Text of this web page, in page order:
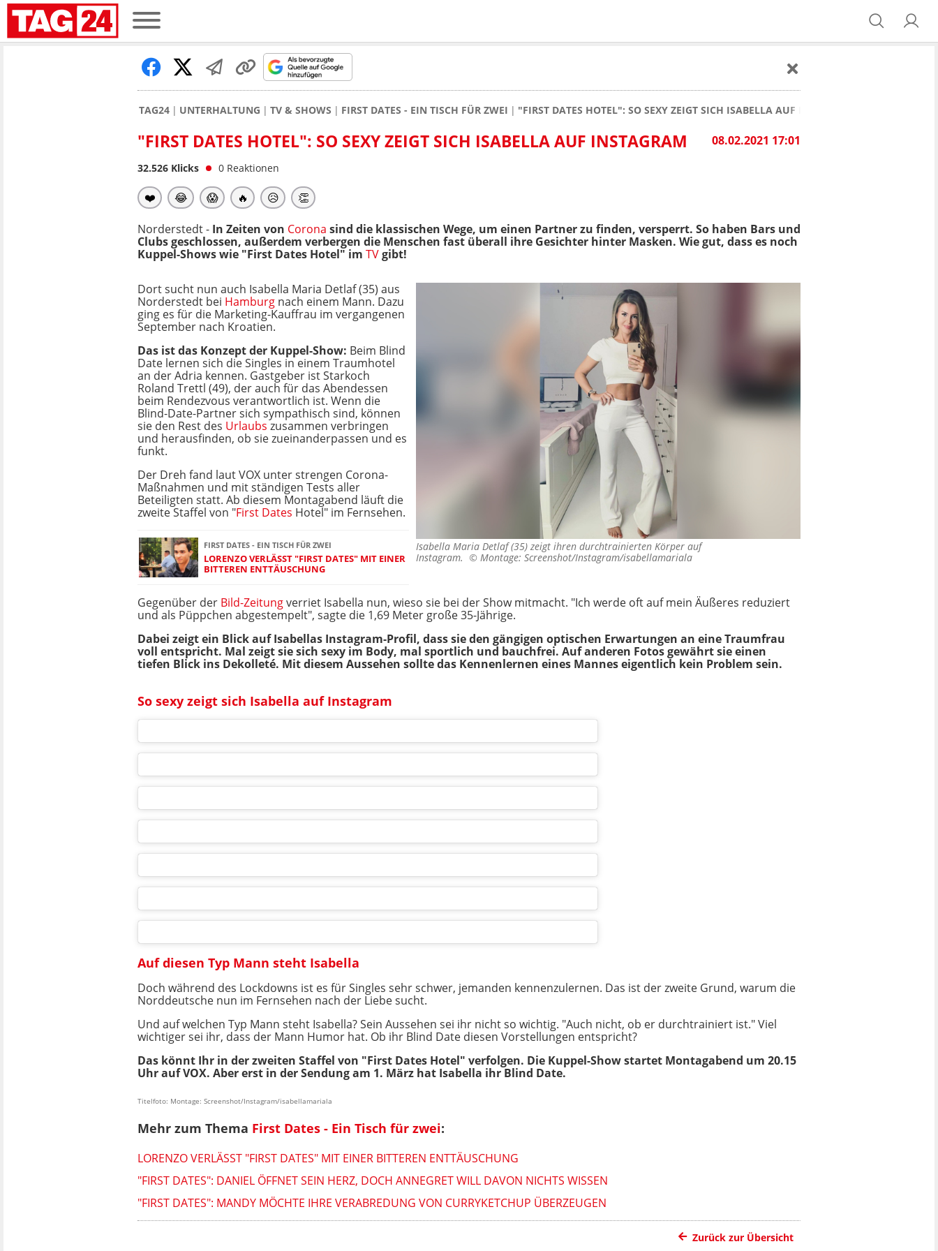
TAG24 UNTERHALTUNG TV & SHOWS FIRST DATES - EIN TISCH FÜR ZWEI "FIRST DATES HOTEL": SO SEXY ZEIGT SICH ISABELLA AUF INSTAGRAM
08.02.2021 17:01
"FIRST DATES HOTEL": SO SEXY ZEIGT SICH ISABELLA AUF INSTAGRAM
32.526 Klicks 0 Reaktionen
❤️ 😂 😱 🔥 😥 👏
Norderstedt - In Zeiten von Corona sind die klassischen Wege, um einen Partner zu finden, versperrt. So haben Bars und
Clubs geschlossen, außerdem verbergen die Menschen fast überall ihre Gesichter hinter Masken. Wie gut, dass es noch
Kuppel-Shows wie "First Dates Hotel" im TVgibt!
Isabella Maria Detlaf (35) zeigt ihren durchtrainierten Körper auf
Instagram. © Montage: Screenshot/Instagram/isabellamariala
Dort sucht nun auch Isabella Maria Detlaf (35) aus
Norderstedt bei Hamburg nach einem Mann. Dazu
ging es für die Marketing-Kauffrau im vergangenen
September nach Kroatien.
Das ist das Konzept der Kuppel-Show: Beim Blind
Date lernen sich die Singles in einem Traumhotel
an der Adria kennen. Gastgeber ist Starkoch
Roland Trettl (49), der auch für das Abendessen
beim Rendezvous verantwortlich ist. Wenn die
Blind-Date-Partner sich sympathisch sind, können
sie den Rest des Urlaubs zusammen verbringen
und herausfinden, ob sie zueinanderpassen und es
funkt.
Der Dreh fand laut VOX unter strengen Corona-
Maßnahmen und mit ständigen Tests aller
Beteiligten statt. Ab diesem Montagabend läuft die
zweite Staffel von "First Dates Hotel" im Fernsehen.
FIRST DATES - EIN TISCH FÜR ZWEI
LORENZO VERLÄSST "FIRST DATES" MIT EINER
BITTEREN ENTTÄUSCHUNG
Gegenüber der Bild-Zeitungverriet Isabella nun, wieso sie bei der Show mitmacht. "Ich werde oft auf mein Äußeres reduziert
und als Püppchen abgestempelt", sagte die 1,69 Meter große 35-Jährige.
Dabei zeigt ein Blick auf Isabellas Instagram-Profil, dass sie den gängigen optischen Erwartungen an eine Traumfrau
voll entspricht. Mal zeigt sie sich sexy im Body, mal sportlich und bauchfrei. Auf anderen Fotos gewährt sie einen
tiefen Blick ins Dekolleté. Mit diesem Aussehen sollte das Kennenlernen eines Mannes eigentlich kein Problem sein.
So sexy zeigt sich Isabella auf Instagram
Auf diesen Typ Mann steht Isabella
Doch während des Lockdowns ist es für Singles sehr schwer, jemanden kennenzulernen. Das ist der zweite Grund, warum die
Norddeutsche nun im Fernsehen nach der Liebe sucht.
Und auf welchen Typ Mann steht Isabella? Sein Aussehen sei ihr nicht so wichtig. "Auch nicht, ob er durchtrainiert ist." Viel
wichtiger sei ihr, dass der Mann Humor hat. Ob ihr Blind Date diesen Vorstellungen entspricht?
Das könnt Ihr in der zweiten Staffel von "First Dates Hotel" verfolgen. Die Kuppel-Show startet Montagabend um 20.15
Uhr auf VOX. Aber erst in der Sendung am 1. März hat Isabella ihr Blind Date.
Titelfoto: Montage: Screenshot/Instagram/isabellamariala
Mehr zum Thema First Dates - Ein Tisch für zwei:
LORENZO VERLÄSST "FIRST DATES" MIT EINER BITTEREN ENTTÄUSCHUNG
"FIRST DATES": DANIEL ÖFFNET SEIN HERZ, DOCH ANNEGRET WILL DAVON NICHTS WISSEN
"FIRST DATES": MANDY MÖCHTE IHRE VERABREDUNG VON CURRYKETCHUP ÜBERZEUGEN
Zurück zur Übersicht